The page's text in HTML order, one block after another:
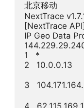
北京移动
NextTrace
[NextTrace
IP Geo Data
1   *
2   10.0.0.13
3